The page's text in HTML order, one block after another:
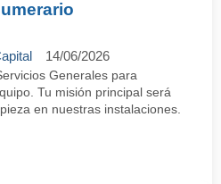
14/06/2026
Generales para
Tu misión principal será
en nuestras instalaciones.